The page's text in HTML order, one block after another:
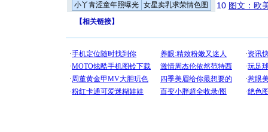
小丫青涩童年照曝光 女星卖乳求荣情色图
10 图文：欧
【相关链接】